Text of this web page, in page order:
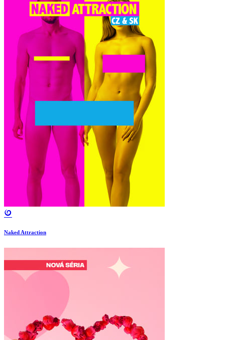
Naked Attraction